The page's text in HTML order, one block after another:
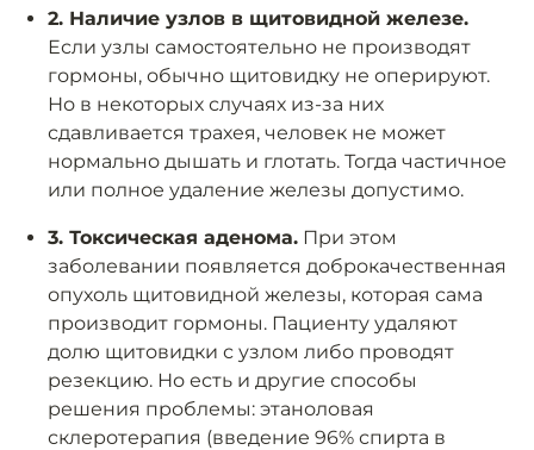
2. Наличие узлов в щитовидной железе.
Если узлы самостоятельно не производят
гормоны, обычно щитовидку не оперируют.
Но в некоторых случаях из-за них
сдавливается трахея, человек не может
нормально дышать и глотать. Тогда частичное
или полное удаление железы допустимо.
3. Токсическая аденома. При этом
заболевании появляется доброкачественная
опухоль щитовидной железы, которая сама
производит гормоны. Пациенту удаляют
долю щитовидки с узлом либо проводят
резекцию. Но есть и другие способы
решения проблемы: этаноловая
склеротерапия (введение 96% спирта в